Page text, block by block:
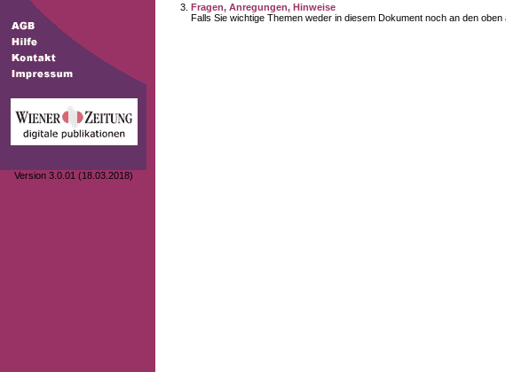
Version 3.0.01 (18.03.2018)
Fragen, Anregungen, Hinweise
Falls Sie wichtige Themen weder in diesem Dokument noch an den oben